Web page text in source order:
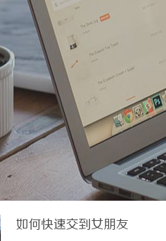
如何快速交到女朋友